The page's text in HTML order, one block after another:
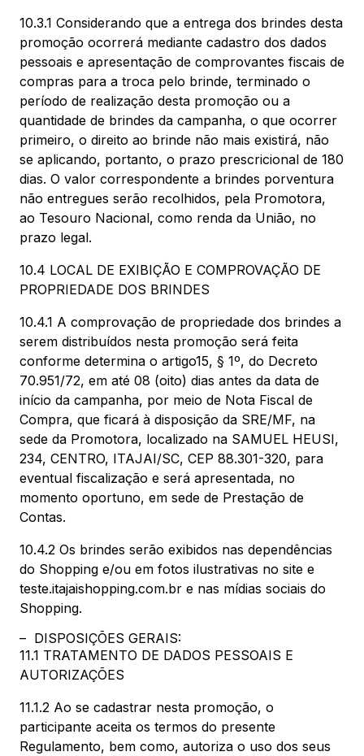
10.3.1 Considerando que a entrega dos brindes desta
promoção ocorrerá mediante cadastro dos dados
pessoais e apresentação de comprovantes fiscais de
compras para a troca pelo brinde, terminado o
período de realização desta promoção ou a
quantidade de brindes da campanha, o que ocorrer
primeiro, o direito ao brinde não mais existirá, não
se aplicando, portanto, o prazo prescricional de 180
dias. O valor correspondente a brindes porventura
não entregues serão recolhidos, pela Promotora,
ao Tesouro Nacional, como renda da União, no
prazo legal.
10.4 LOCAL DE EXIBIÇÃO E COMPROVAÇÃO DE
PROPRIEDADE DOS BRINDES
10.4.1 A comprovação de propriedade dos brindes a
serem distribuídos nesta promoção será feita
conforme determina o artigo15, § 1º, do Decreto
70.951/72, em até 08 (oito) dias antes da data de
início da campanha, por meio de Nota Fiscal de
Compra, que ficará à disposição da SRE/MF, na
sede da Promotora, localizado na SAMUEL HEUSI,
234, CENTRO, ITAJAI/SC, CEP 88.301-320, para
eventual fiscalização e será apresentada, no
momento oportuno, em sede de Prestação de
Contas.
10.4.2 Os brindes serão exibidos nas dependências
do Shopping e/ou em fotos ilustrativas no site e
teste.itajaishopping.com.br e nas mídias sociais do
Shopping.
– DISPOSIÇÕES GERAIS:
11.1 TRATAMENTO DE DADOS PESSOAIS E
AUTORIZAÇÕES
11.1.2 Ao se cadastrar nesta promoção, o
participante aceita os termos do presente
Regulamento, bem como, autoriza o uso dos seus